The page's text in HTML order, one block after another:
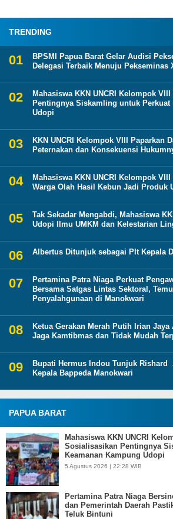
TRENDING
BPSMI Papua Barat Gelar Audisi
Delegasi Terbaik Menuju Pekseminas
Mahasiswa KKN UNCRI Kelompok
Pentingnya Siskamling untuk Perkuat
Udopi
KKN UNCRI Kelompok VIII Paparkan
Peternakan dan Konsekuensi
Mahasiswa KKN UNCRI Kelompok
Warga Olah Hasil Kebun Jadi Produk
Tak Sekadar Mengabdi, Mahasiswa
Udopi Ilmu UMKM dan Kelestarian
Albertus Ditunjuk sebagai Plt Kepala
Pertamina Patra Niaga Perkuat
Bersama Satgas Lintas Sektoral,
Penyalahgunaan di Manokwari
Ketua Gerakan Merah Putih Irian Jaya
Jaga Kamtibmas dan Tidak Mudah
Bupati Hermus Indou Tunjuk Rishard
Kepala Bappeda Manokwari
PAPUA BARAT
Mahasiswa KKN UNCRI
Sosialisasikan Pentingnya
Keamanan Kampung Udopi
5 Agustus 2026 | 22:28 WIB
Pertamina Patra Niaga
dan Pemerintah Daerah
Teluk Bintuni